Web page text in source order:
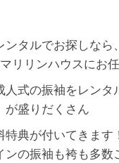
タルでお探しなら
リリンハウスにお
人式の振袖をレンタ
が盛りだくさん
特典が付いてきます
の振袖も袴も多数